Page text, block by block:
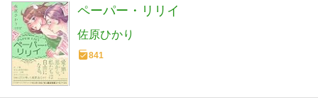
ペーパー・リリイ
佐原ひかり
841